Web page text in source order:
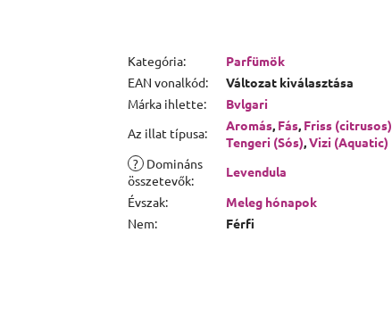
Kategória:
Parfümök
EAN vonalkód:
Változat kiválasztása
Márka ihlette:
Bvlgari
Az illat típusa: Aromás Fás Friss (citrusos)
Tengeri (Sós) Vizi (Aquatic)
? Domináns
összetevők:
Levendula
Évszak:
Meleg hónapok
Nem: Férfi